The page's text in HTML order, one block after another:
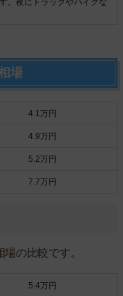
。夜にトラックやバイクな
場
4.1万円
4.9万円
5.2万円
7.7万円
の比較です。
5.4万円